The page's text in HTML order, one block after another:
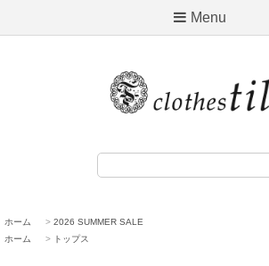
Menu
ホーム > 2026 SUMMER SALE
ホーム
> トップス